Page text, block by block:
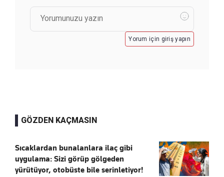
Yorum için giriş yapın
GÖZDEN KAÇMASIN
Sıcaklardan bunalanlara ilaç gibi
uygulama: Sizi görüp gölgeden
yürütüyor, otobüste bile serinletiyor!